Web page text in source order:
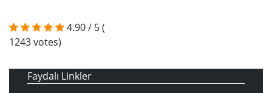
4.90/ 5(
1243votes)
Faydalı Linkler